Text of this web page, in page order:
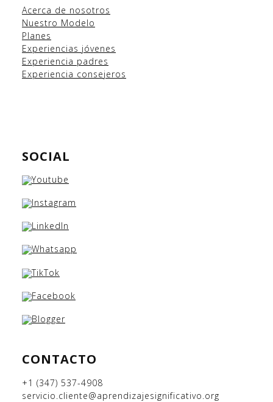
Acerca de nosotros
Nuestro Modelo
Planes
Experiencias jóvenes
Experiencia padres
Experiencia consejeros
SOCIAL
CONTACTO
+1 (347) 537-4908
servicio.cliente@aprendizajesignificativo.org